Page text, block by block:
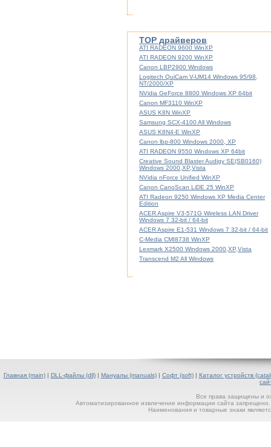
TOP драйверов
ATI RADEON 9600 WinXP
ATI RADEON 9200 WinXP
Canon LBP2900 Windows
Logitech QuiCam V-UM14 Windows 95/98,
NT/2000/XP
NVidia GeForce 8800 Windows XP 64bit
Canon MF3110 WinXP
ASUS K8N WinXP
Samsung SCX-4100 All Windows
ASUS K8N4-E WinXP
Canon lbp-800 Windows 2000, XP
ATI RADEON 9550 Windows XP 64bit
Creative Sound Blaster Audigy SE(SB0160)
Windows 2000,XP,Vista
NVidia nForce Unified WinXP
Canon CanoScan LiDE 25 WinXP
ATI Radeon 9250 Windows XP Media Center
Edition
ACER Aspire V3-571G Wireless LAN Driver
Windows 7 32-bit / 64-bit
ACER Aspire E1-531 Windows 7 32-bit / 64-bit
C-Media CMI8738 WinXP
Lexmark X2500 Windows 2000,XP,Vista
Transcend M2 All Windows
Главная (main)| DLL-файлы (dll)| Мануалы (manuals)| Софт (soft)|
Каталог устройств
Все права защищены и
Автоматизированное извлечение информации сайта
Наименования и товарные знаки